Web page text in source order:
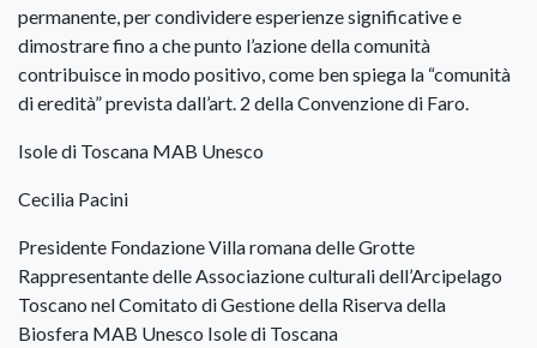
permanente, per condividere esperienze significative e
dimostrare fino a che punto l’azione della comunità
contribuisce in modo positivo, come ben spiega la “comunità
di eredità” prevista dall’art. 2 della Convenzione di Faro.
Isole di Toscana MAB Unesco
Cecilia Pacini
Presidente Fondazione Villa romana delle Grotte
Rappresentante delle Associazione culturali dell’Arcipelago
Toscano nel Comitato di Gestione della Riserva della
Biosfera MAB Unesco Isole di Toscana